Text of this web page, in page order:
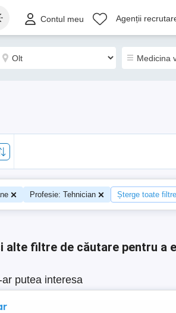
Contul meu Agenții
Profesie: Tehnician Șterge toate
alte filtre de căutare pentru a
putea interesa